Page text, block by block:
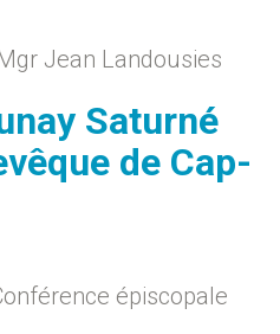
Jean Landousies
Saturné
de Cap-
épiscopale